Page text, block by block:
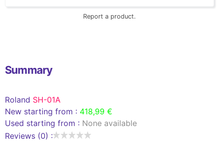
Report a product.
Summary
Roland SH-01A
New starting from : 418,99 €
Used starting from : None available
Reviews (0) :